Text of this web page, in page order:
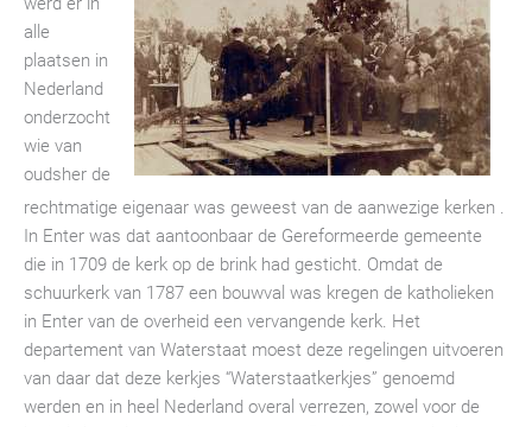
alle
plaatsen in
Nederland
onderzocht
wie van
oudsher de
rechtmatige eigenaar was geweest van de aanwezige kerken .
In Enter was dat aantoonbaar de Gereformeerde gemeente
die in 1709 de kerk op de brink had gesticht. Omdat de
schuurkerk van 1787 een bouwval was kregen de katholieken
in Enter van de overheid een vervangende kerk. Het
departement van Waterstaat moest deze regelingen uitvoeren
van daar dat deze kerkjes “Waterstaatkerkjes” genoemd
werden en in heel Nederland overal verrezen, zowel voor de